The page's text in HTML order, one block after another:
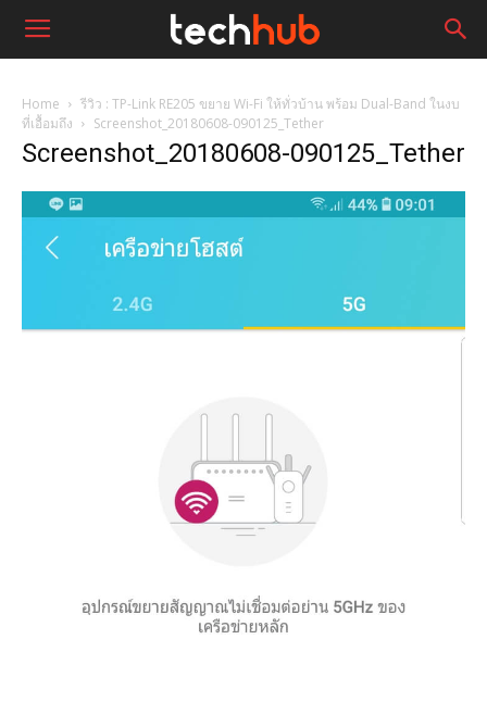
Home
รีวิว : TP-Link RE205 ขยาย Wi-Fi ให้ทั่วบ้าน พร้อม Dual-Band ในงบ
ที่เอื้อมถึง
Screenshot_20180608-090125_Tether
Screenshot_20180608-090125_Tether